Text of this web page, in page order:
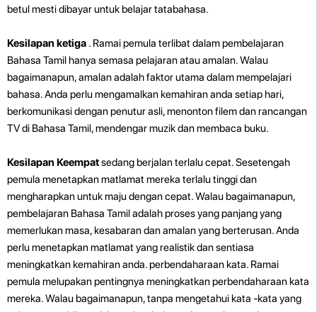
betul mesti dibayar untuk belajar tatabahasa.
Kesilapan ketiga . Ramai pemula terlibat dalam pembelajaran
Bahasa Tamil hanya semasa pelajaran atau amalan. Walau
bagaimanapun, amalan adalah faktor utama dalam mempelajari
bahasa. Anda perlu mengamalkan kemahiran anda setiap hari,
berkomunikasi dengan penutur asli, menonton filem dan rancangan
TV di Bahasa Tamil, mendengar muzik dan membaca buku.
Kesilapan Keempatsedang berjalan terlalu cepat. Sesetengah
pemula menetapkan matlamat mereka terlalu tinggi dan
mengharapkan untuk maju dengan cepat. Walau bagaimanapun,
pembelajaran Bahasa Tamil adalah proses yang panjang yang
memerlukan masa, kesabaran dan amalan yang berterusan. Anda
perlu menetapkan matlamat yang realistik dan sentiasa
meningkatkan kemahiran anda.perbendaharaan kata. Ramai
pemula melupakan pentingnya meningkatkan perbendaharaan kata
mereka. Walau bagaimanapun, tanpa mengetahui kata -kata yang